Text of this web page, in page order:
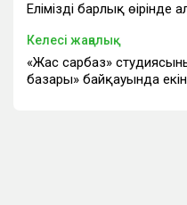
Еліміздің барлық
Келесі жаңалық
«Жас сарбаз»
базары» байқауында